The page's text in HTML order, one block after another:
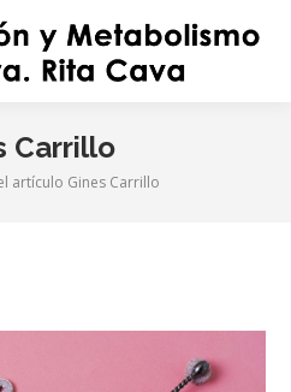
Carrillo
artículo Gines Carrillo